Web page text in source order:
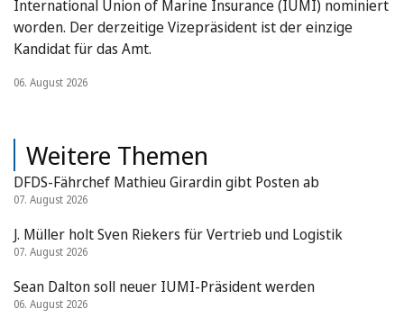
International Union of Marine Insurance (IUMI) nominiert
worden. Der derzeitige Vizepräsident ist der einzige
Kandidat für das Amt.
06. August 2026
Weitere Themen
DFDS-Fährchef Mathieu Girardin gibt Posten ab
07. August 2026
J. Müller holt Sven Riekers für Vertrieb und Logistik
07. August 2026
Sean Dalton soll neuer IUMI-Präsident werden
06. August 2026